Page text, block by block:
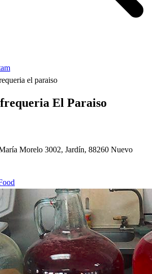
el paraiso
El Paraiso
Morelo 3002, Jardín, 88260 Nuevo